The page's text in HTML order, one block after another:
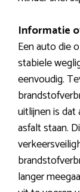
Informatie
Een auto die
stabiele
eenvoudig.
uitlijnen is
asfalt staan.
langer